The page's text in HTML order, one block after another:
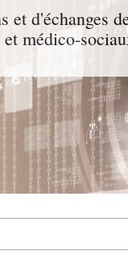
et d'échanges
et médico-